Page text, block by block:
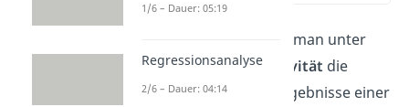
Grundsätzlich versteht man unter
Durchführungsobjektivität die
Unabhängigkeit der Ergebnisse einer
1/6 – Dauer: 05:19
Regressionsanalyse
2/6 – Dauer: 04:14